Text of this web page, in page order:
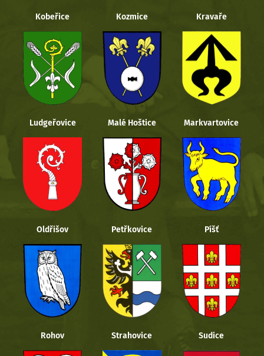
Kobeřice Kozmice Kravaře
Ludgeřovice Malé Hoštice Markvartovice
Oldřišov Petřkovice Píšť
Rohov Strahovice Sudice